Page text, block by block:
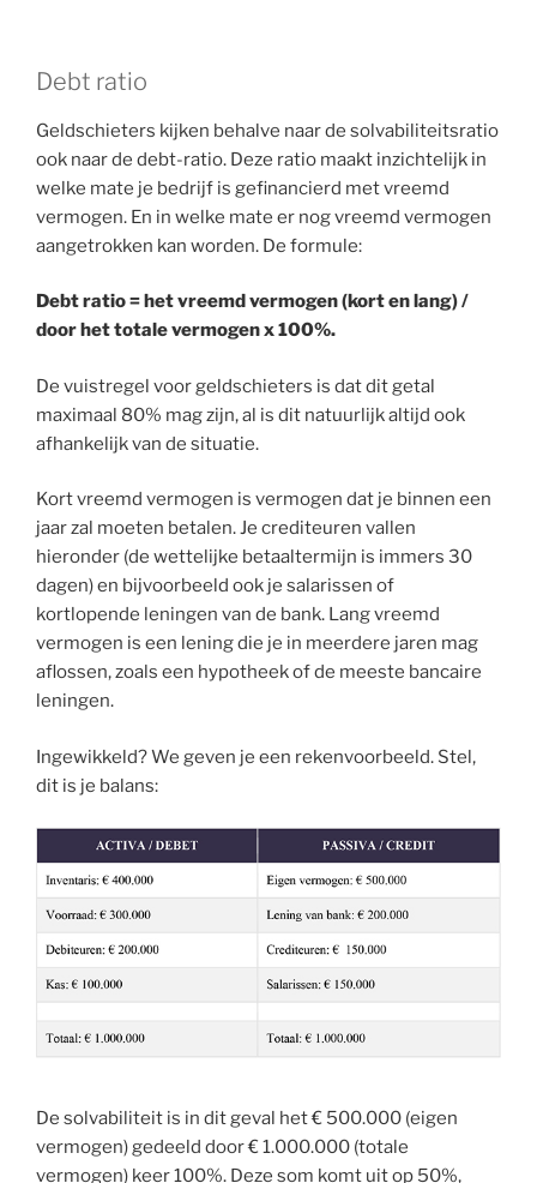
Debt ratio
Geldschieters kijken behalve naar de solvabiliteitsratio
ook naar de debt-ratio. Deze ratio maakt inzichtelijk in
welke mate je bedrijf is gefinancierd met vreemd
vermogen. En in welke mate er nog vreemd vermogen
aangetrokken kan worden. De formule:
Debt ratio = het vreemd vermogen (kort en lang) /
door het totale vermogen x 100%.
De vuistregel voor geldschieters is dat dit getal
maximaal 80% mag zijn, al is dit natuurlijk altijd ook
afhankelijk van de situatie.
Kort vreemd vermogen is vermogen dat je binnen een
jaar zal moeten betalen. Je crediteuren vallen
hieronder (de wettelijke betaaltermijn is immers 30
dagen) en bijvoorbeeld ook je salarissen of
kortlopende leningen van de bank. Lang vreemd
vermogen is een lening die je in meerdere jaren mag
aflossen, zoals een hypotheek of de meeste bancaire
leningen.
Ingewikkeld? We geven je een rekenvoorbeeld. Stel,
dit is je balans:
De solvabiliteit is in dit geval het € 500.000 (eigen
vermogen) gedeeld door € 1.000.000 (totale
vermogen) keer 100%. Deze som komt uit op 50%,